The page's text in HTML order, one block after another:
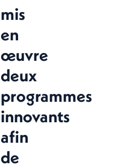
mis
en
œuvre
deux
programmes
innovants
afin
de